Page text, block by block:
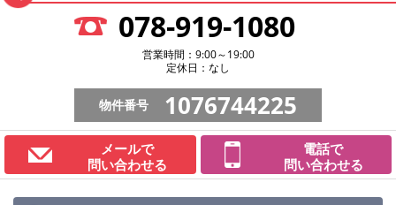
078-919-1080
営業時間：9:00～19:00
定休日：なし
物件番号 1076744225
メールで
問い合わせる
電話で
問い合わせる